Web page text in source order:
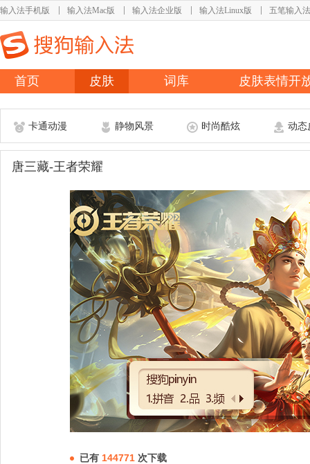
输入法手机版 输入法Mac版 输入法企业版 输入法Linux版 五笔输入法
首页 皮肤 词库 皮肤表情开
卡通动漫 静物风景 时尚酷炫 动态
唐三藏-王者荣耀
已有 144771 次下载